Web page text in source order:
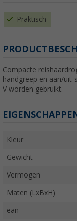
Praktisch
Compacte
handgreep en aan/
V worden gebruikt.
Kleur
Gewicht
Vermogen
Maten (LxBxH)
ean